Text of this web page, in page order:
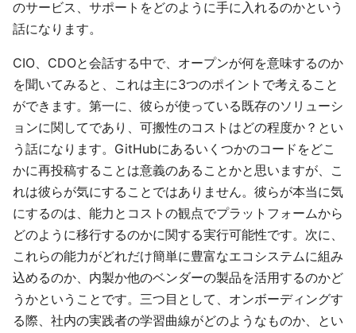
のサービス、サポートをどのように手に入れるのかという
話になります。
CIO、CDOと会話する中で、オープンが何を意味するのか
を聞いてみると、これは主に3つのポイントで考えること
ができます。第一に、彼らが使っている既存のソリューシ
ョンに関してであり、可搬性のコストはどの程度か？とい
う話になります。GitHubにあるいくつかのコードをどこ
かに再投稿することは意義のあることかと思いますが、こ
れは彼らが気にすることではありません。彼らが本当に気
にするのは、能力とコストの観点でプラットフォームから
どのように移行するのかに関する実行可能性です。次に、
これらの能力がどれだけ簡単に豊富なエコシステムに組み
込めるのか、内製か他のベンダーの製品を活用するのかど
うかということです。三つ目として、オンボーディングす
る際、社内の実践者の学習曲線がどのようなものか、とい